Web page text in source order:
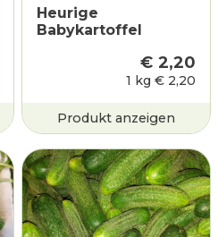
Heurige
Babykartoffel
€ 2,20
1 kg € 2,20
Produkt anzeigen